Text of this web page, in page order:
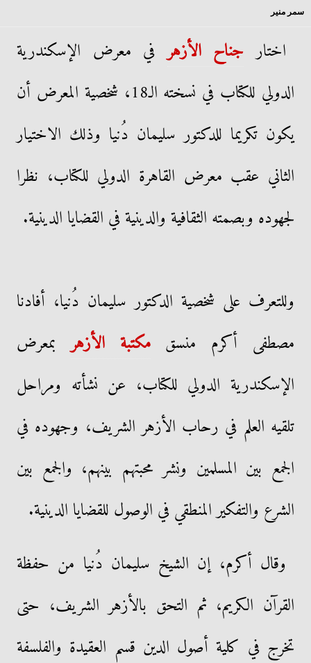
سمر منير
اختار جناح الأزهرفي معرض الإسكندرية
الدولي للكتاب في نسخته الـ18، شخصية المعرض أن
يكون تكريما للدكتور سليمان دُنيا وذلك الاختيار
الثاني عقب معرض القاهرة الدولي للكتاب، نظرا
لجهوده وبصمته الثقافية والدينية في القضايا الدينية.
وللتعرف على شخصية الدكتور سليمان دُنيا، أفادنا
مصطفى أكرم منسقمكتبة الأزهربمعرض
الإسكندرية الدولي للكتاب، عن نشأته ومراحل
تلقيه العلم في رحاب الأزهر الشريف، وجهوده في
الجمع بين المسلمين ونشر محبتهم بينهم، والجمع بين
الشرع والتفكير المنطقي في الوصول للقضايا الدينية.
وقال أكرم، إن الشيخ سليمان دُنيا من حفظة
القرآن الكريم، ثم التحق بالأزهر الشريف، حتى
تخرج في كلية أصول الدين قسم العقيدة والفلسفة